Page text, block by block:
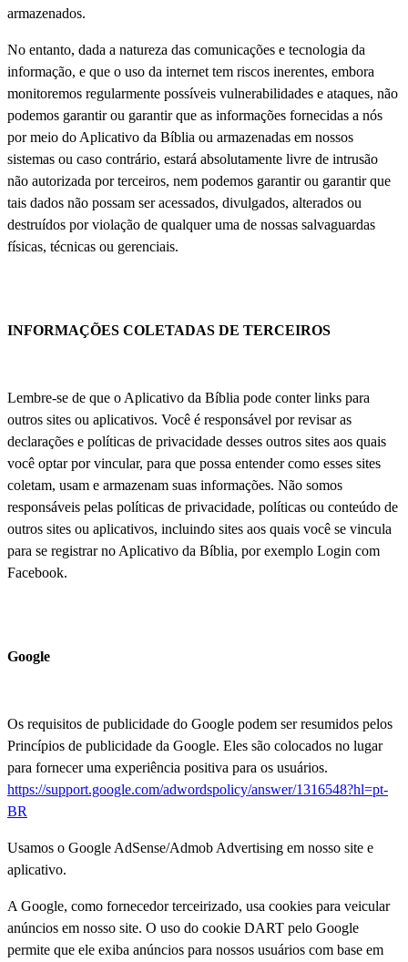
armazenados.
No entanto, dada a natureza das comunicações e tecnologia da
informação, e que o uso da internet tem riscos inerentes, embora
monitoremos regularmente possíveis vulnerabilidades e ataques, não
podemos garantir ou garantir que as informações fornecidas a nós
por meio do Aplicativo da Bíblia ou armazenadas em nossos
sistemas ou caso contrário, estará absolutamente livre de intrusão
não autorizada por terceiros, nem podemos garantir ou garantir que
tais dados não possam ser acessados, divulgados, alterados ou
destruídos por violação de qualquer uma de nossas salvaguardas
físicas, técnicas ou gerenciais.
INFORMAÇÕES COLETADAS DE TERCEIROS
Lembre-se de que o Aplicativo da Bíblia pode conter links para
outros sites ou aplicativos. Você é responsável por revisar as
declarações e políticas de privacidade desses outros sites aos quais
você optar por vincular, para que possa entender como esses sites
coletam, usam e armazenam suas informações. Não somos
responsáveis pelas políticas de privacidade, políticas ou conteúdo de
outros sites ou aplicativos, incluindo sites aos quais você se vincula
para se registrar no Aplicativo da Bíblia, por exemplo Login com
Facebook.
Google
Os requisitos de publicidade do Google podem ser resumidos pelos
Princípios de publicidade da Google. Eles são colocados no lugar
para fornecer uma experiência positiva para os usuários.
https://support.google.com/adwordspolicy/answer/1316548?hl=pt-
BR
Usamos o Google AdSense/Admob Advertising em nosso site e
aplicativo.
A Google, como fornecedor terceirizado, usa cookies para veicular
anúncios em nosso site. O uso do cookie DART pelo Google
permite que ele exiba anúncios para nossos usuários com base em